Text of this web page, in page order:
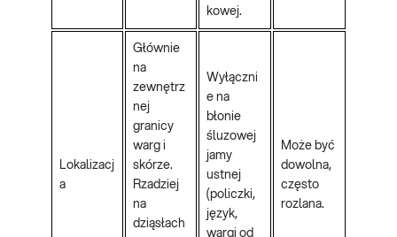
kowej.
Lokalizacj
a
Głównie
na
zewnętrz
nej
granicy
warg i
skórze.
Rzadziej
na
dziąsłach
Wyłączni
e na
błonie
śluzowej
jamy
ustnej
(policzki,
język,
wargi od
Może być
dowolna,
często
rozlana.